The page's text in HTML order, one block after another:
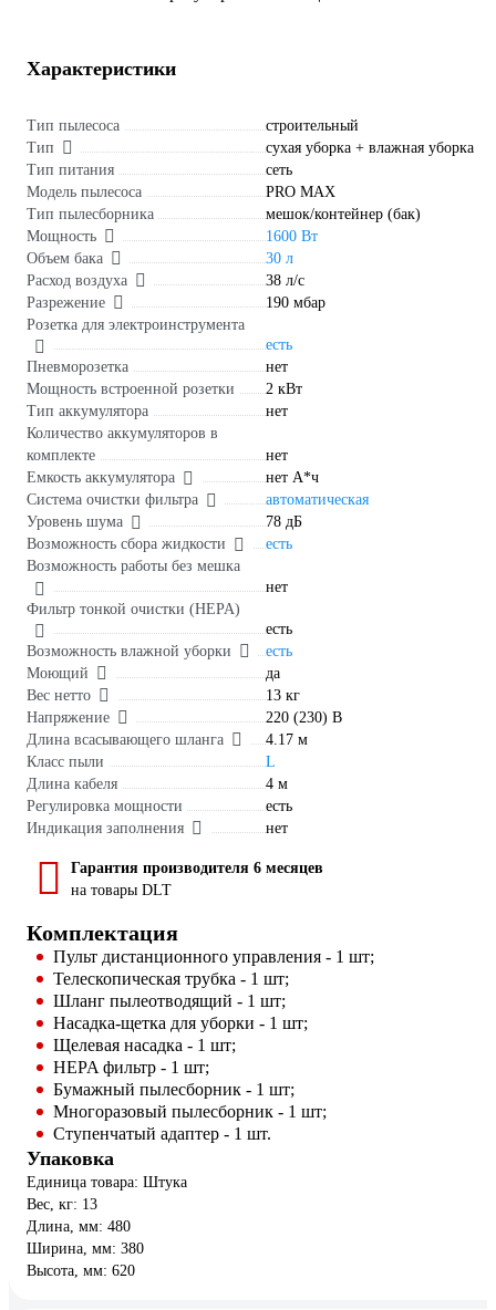
Характеристики
Тип пылесоса
строительный
Тип
сухая уборка + влажная уборка
Тип питания
сеть
Модель пылесоса
PRO MAX
Тип пылесборника
мешок/контейнер (бак)
Мощность
1600 Вт
Объем бака
30 л
Расход воздуха
38 л/с
Разрежение
190 мбар
Розетка для электроинструмента
есть
Пневморозетка
нет
Мощность встроенной розетки
2 кВт
Тип аккумулятора
нет
Количество аккумуляторов в
комплекте
нет
Емкость аккумулятора
нет А*ч
Система очистки фильтра
автоматическая
Уровень шума
78 дБ
Возможность сбора жидкости
есть
Возможность работы без мешка
нет
Фильтр тонкой очистки (HEPA)
есть
Возможность влажной уборки
есть
Моющий
да
Вес нетто
13 кг
Напряжение
220 (230) В
Длина всасывающего шланга
4.17 м
Класс пыли
L
Длина кабеля
4 м
Регулировка мощности
есть
Индикация заполнения
нет
Гарантия производителя 6 месяцев
на товары DLT
Комплектация
Пульт дистанционного управления - 1 шт;
Телескопическая трубка - 1 шт;
Шланг пылеотводящий - 1 шт;
Насадка-щетка для уборки - 1 шт;
Щелевая насадка - 1 шт;
HEPA фильтр - 1 шт;
Бумажный пылесборник - 1 шт;
Многоразовый пылесборник - 1 шт;
Ступенчатый адаптер - 1 шт.
Упаковка
Единица товара: Штука
Вес, кг: 13
Длина, мм: 480
Ширина, мм: 380
Высота, мм: 620